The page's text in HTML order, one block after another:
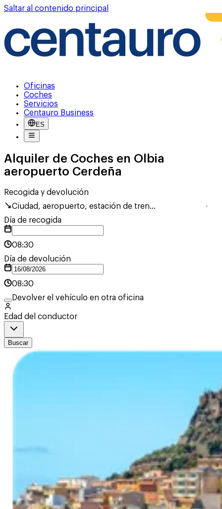
Saltar al contenido principal
Oficinas
Coches
Servicios
Centauro Business
ES
Alquiler de Coches en Olbia
aeropuerto Cerdeña
Recogida y devolución
Ciudad, aeropuerto, estación de tren...
Día de recogida
08:30
Día de devolución
08:30
Devolver el vehículo en otra oficina
Edad del conductor
Buscar